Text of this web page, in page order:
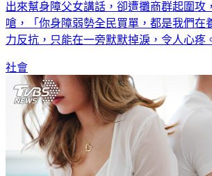
出來幫身障父女講話，卻遭攤商群起圍攻
嗆，「你身障弱勢全民買單，都是我們在
力反抗，只能在一旁默默掉淚，令人心疼
社會